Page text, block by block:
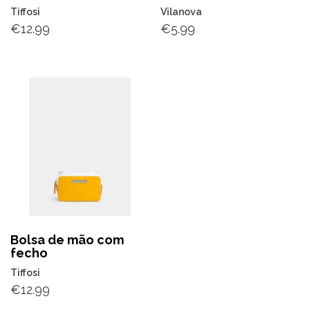
Tiffosi
€12.99
Vilanova
€5.99
Bolsa de mão com
fecho
Tiffosi
€12.99